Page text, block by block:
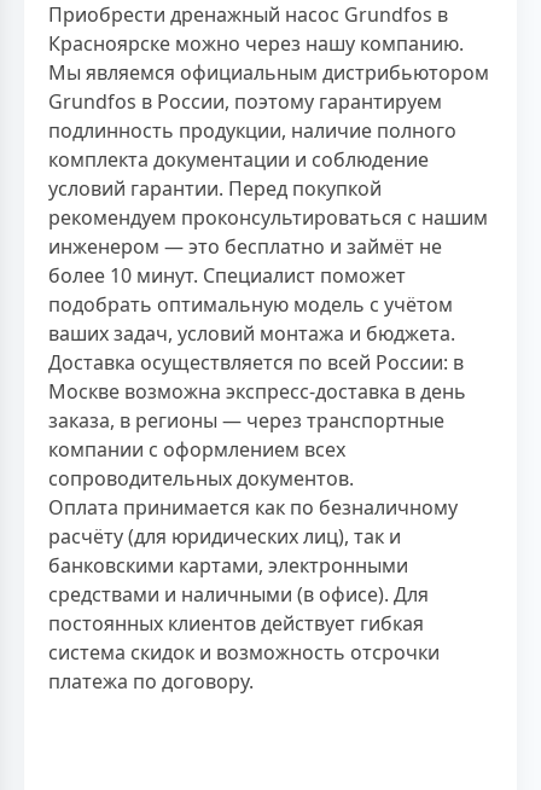
Приобрести дренажный насос Grundfos в
Красноярске можно через нашу компанию.
Мы являемся официальным дистрибьютором
Grundfos в России, поэтому гарантируем
подлинность продукции, наличие полного
комплекта документации и соблюдение
условий гарантии. Перед покупкой
рекомендуем проконсультироваться с нашим
инженером — это бесплатно и займёт не
более 10 минут. Специалист поможет
подобрать оптимальную модель с учётом
ваших задач, условий монтажа и бюджета.
Доставка осуществляется по всей России: в
Москве возможна экспресс-доставка в день
заказа, в регионы — через транспортные
компании с оформлением всех
сопроводительных документов.
Оплата принимается как по безналичному
расчёту (для юридических лиц), так и
банковскими картами, электронными
средствами и наличными (в офисе). Для
постоянных клиентов действует гибкая
система скидок и возможность отсрочки
платежа по договору.